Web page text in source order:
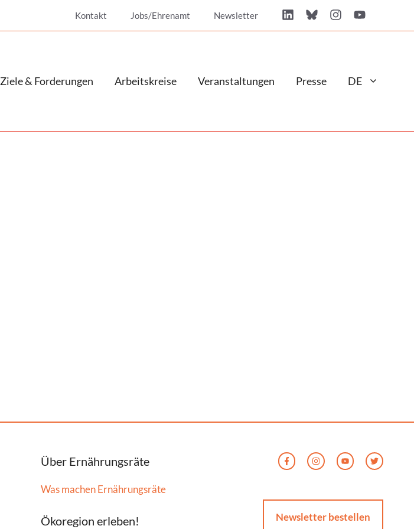
Kontakt Jobs/Ehrenamt Newsletter
Ziele & Forderungen Arbeitskreise Veranstaltungen Presse DE
Über Ernährungsräte
Was machen Ernährungsräte
Ökoregion erleben! Newsletter bestellen